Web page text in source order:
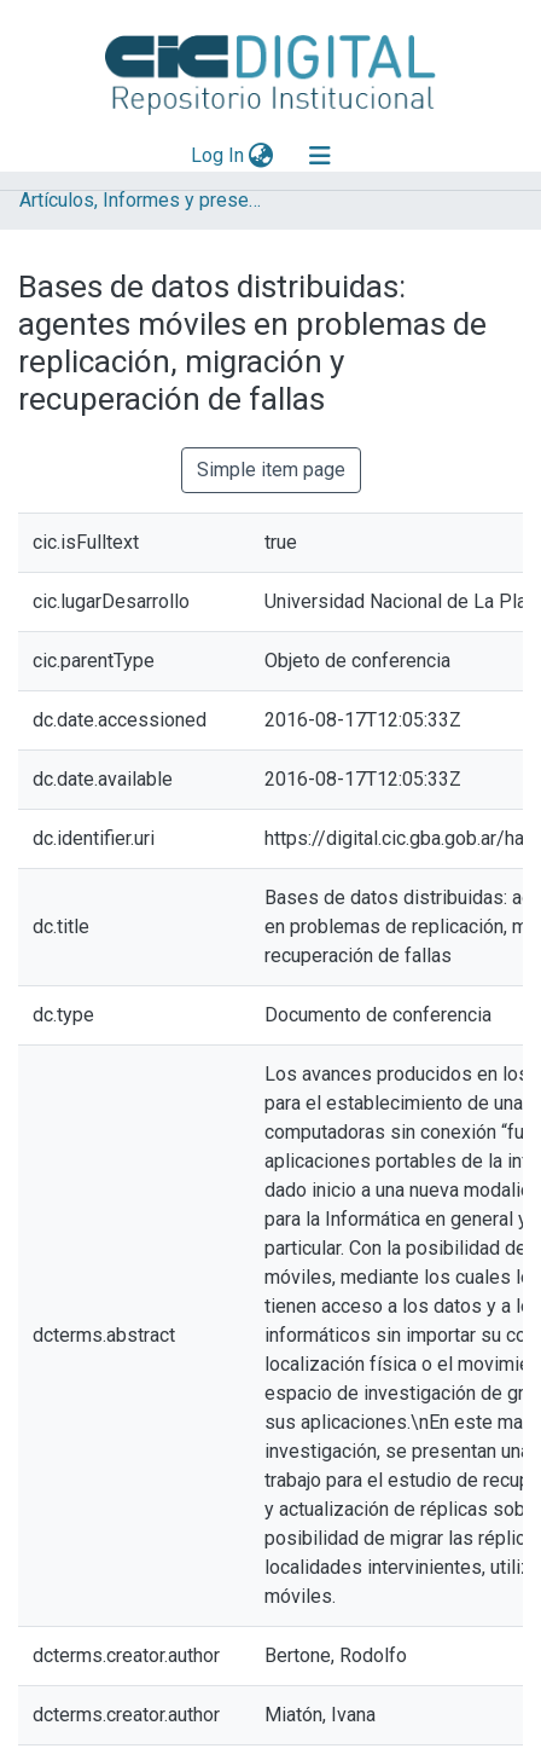
Log In(current)
Explorar
Aportar material
Statistics
Artículos, Informes y presentaciones en Congresos (UNLP)
Bases de datos distribuidas:
agentes móviles en problemas de
replicación, migración y
recuperación de fallas
Simple item page
cic.isFulltext true
cic.lugarDesarrollo Universidad Nacional de La Plata
cic.parentType Objeto de conferencia
dc.date.accessioned 2016-08-17T12:05:33Z
dc.date.available 2016-08-17T12:05:33Z
dc.identifier.uri https://digital.cic.gba.gob.ar/
dc.title
Bases de datos distribuidas:
en problemas de replicación,
recuperación de fallas
dc.type Documento de conferencia
dcterms.abstract
Los avances producidos en los
para el establecimiento de una
computadoras sin conexión “full
aplicaciones portables de la
dado inicio a una nueva
para la Informática en general y
particular. Con la posibilidad de
móviles, mediante los cuales
tienen acceso a los datos y a
informáticos sin importar su
localización física o el
espacio de investigación de
sus aplicaciones.\nEn este
investigación, se presentan una
trabajo para el estudio de
y actualización de réplicas
posibilidad de migrar las
localidades intervinientes,
móviles.
dcterms.creator.author Bertone, Rodolfo
dcterms.creator.author Miatón, Ivana